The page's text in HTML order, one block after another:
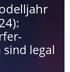
legal